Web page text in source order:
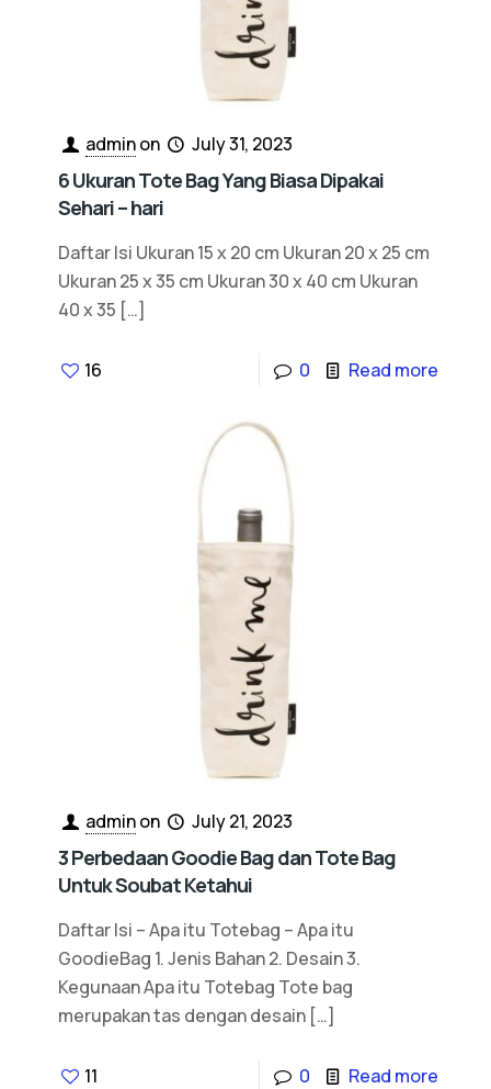
adminon July 31, 2023
6 Ukuran Tote Bag Yang Biasa Dipakai
Sehari – hari
Daftar Isi Ukuran 15 x 20 cm Ukuran 20 x 25 cm
Ukuran 25 x 35 cm Ukuran 30 x 40 cm Ukuran
40 x 35 […]
16 0 Read more
adminon July 21, 2023
3 Perbedaan Goodie Bag dan Tote Bag
Untuk Soubat Ketahui
Daftar Isi – Apa itu Totebag – Apa itu
GoodieBag 1. Jenis Bahan 2. Desain 3.
Kegunaan Apa itu Totebag Tote bag
merupakan tas dengan desain […]
11 0 Read more